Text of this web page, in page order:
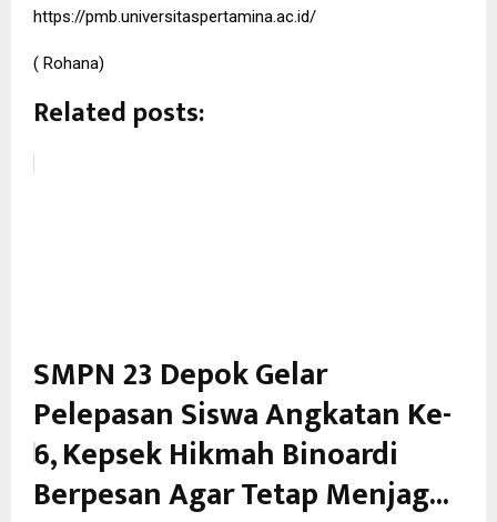
https://pmb.universitaspertamina.ac.id/
( Rohana)
Related posts:
SMPN 23 Depok Gelar
Pelepasan Siswa Angkatan Ke-
6, Kepsek Hikmah Binoardi
Berpesan Agar Tetap Menjag...